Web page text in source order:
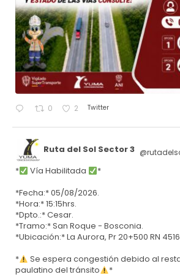
0 2 Twitter
Ruta del Sol Sector 3
* Vía Habilitada
*
*Fecha:* 05/08/2026.
*Hora:* 15:15hrs.
*Dpto.:* Cesar.
*Tramo:* San Roque - Bosconia.
*Ubicación:* La Aurora, Pr 20+500 RN
*
Se espera congestión debido al
paulatino del tránsito
*